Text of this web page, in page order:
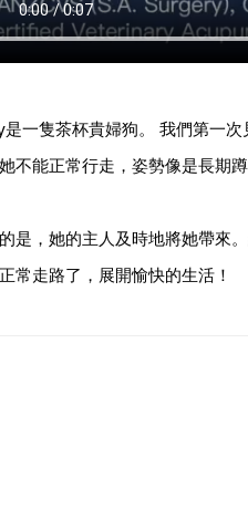
一隻茶杯貴婦狗。 我們第一
不能正常行走，姿勢像是長期蹲
是，她的主人及時地將她帶來
常走路了，展開愉快的生活！